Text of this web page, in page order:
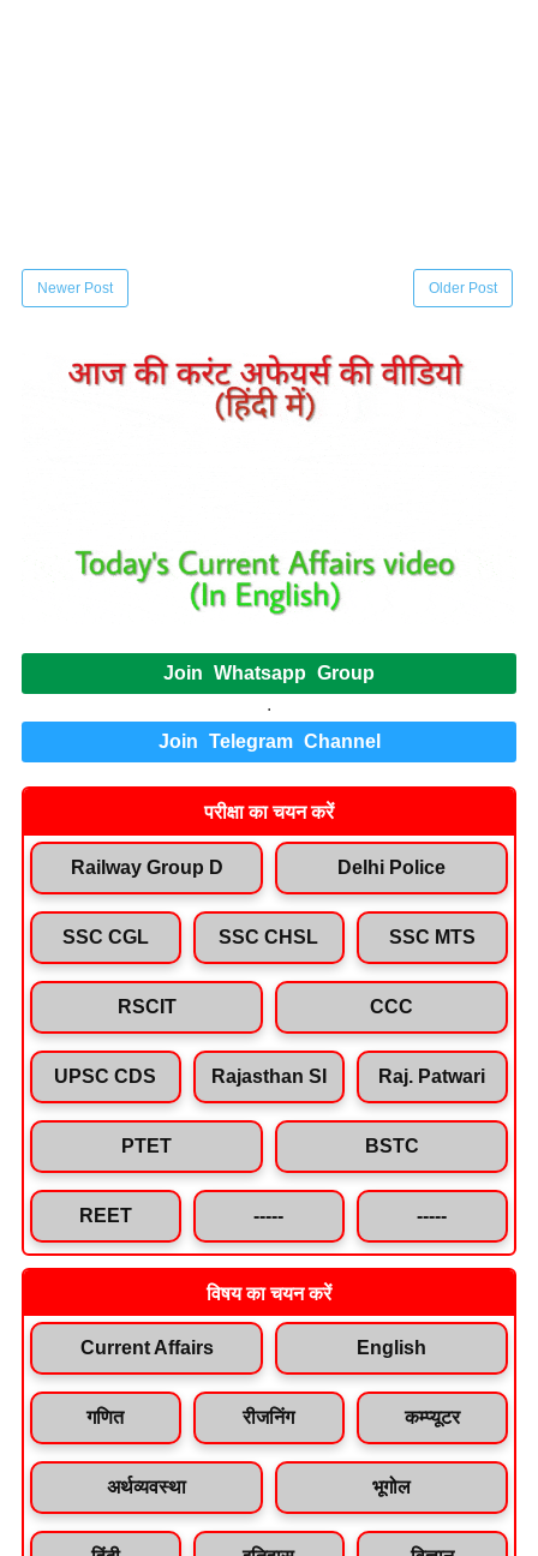
Newer Post Older Post
Join Whatsapp Group
.
Join Telegram Channel
परीक्षा का चयन करें
Railway Group D Delhi Police
SSC CGL SSC CHSL SSC MTS
RSCIT CCC
UPSC CDS Rajasthan SI Raj. Patwari
PTET BSTC
REET ----- -----
विषय का चयन करें
Current Affairs English
गणित रीजनिंग कम्प्यूटर
अर्थव्यवस्था भूगोल